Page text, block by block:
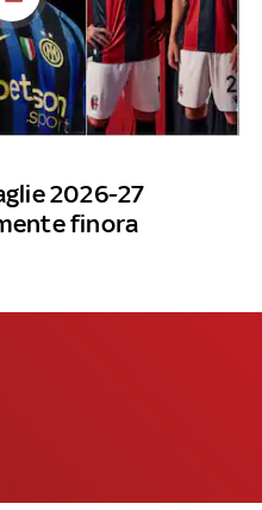
2026-27
finora